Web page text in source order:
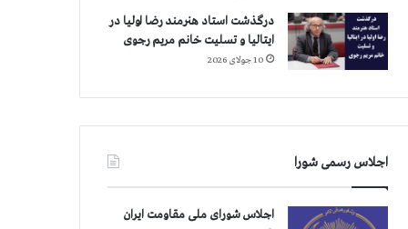
درگذشت استاد هنرمند رضا اولیا در
ایتالیا و تسلیت خانم مریم رجوی
10 جولای 2026
اجلاس رسمی شورا
اجلاس شورای ملی مقاومت ایران